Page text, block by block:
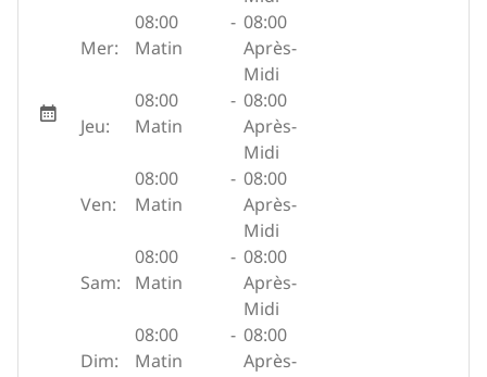
Mer:
08:00
Matin
- 08:00
Après-
Midi
Jeu:
08:00
Matin
- 08:00
Après-
Midi
Ven:
08:00
Matin
- 08:00
Après-
Midi
Sam:
08:00
Matin
- 08:00
Après-
Midi
Dim:
08:00
Matin
- 08:00
Après-